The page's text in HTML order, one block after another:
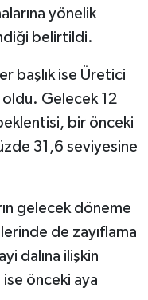
yönelik
belirtildi.
başlık ise Üretici
oldu. Gelecek 12
bir önceki
31,6 seviyesine
gelecek döneme
de zayıflama
dalına ilişkin
önceki aya